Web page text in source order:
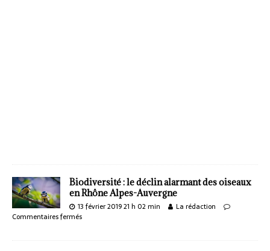
Biodiversité : le déclin alarmant des oiseaux
en Rhône Alpes-Auvergne
13 février 2019 21 h 02 min
La rédaction
Commentaires fermés